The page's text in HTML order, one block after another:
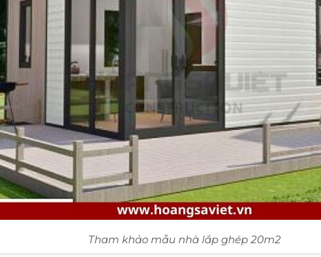
Tham khảo mẫu nhà lắp ghép 20m2